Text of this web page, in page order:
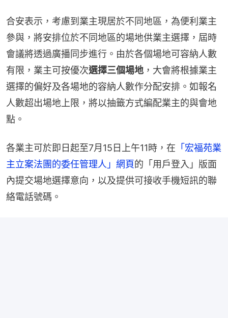
合安表示，考慮到業主現居於不同地區，為便利業主
參與，將安排位於不同地區的場地供業主選擇，屆時
會議將透過廣播同步進行。由於各個場地可容納人數
有限，業主可按優次選擇三個場地 ，大會將根據業主
選擇的偏好及各場地的容納人數作分配安排。如報名
人數超出場地上限，將以抽籤方式編配業主的與會地
點。
各業主可於即日起至7月15日上午11時，在 「宏福苑業
主立案法團的委任管理人」網頁的「用戶登入」版面
內提交場地選擇意向，以及提供可接收手機短訊的聯
絡電話號碼。